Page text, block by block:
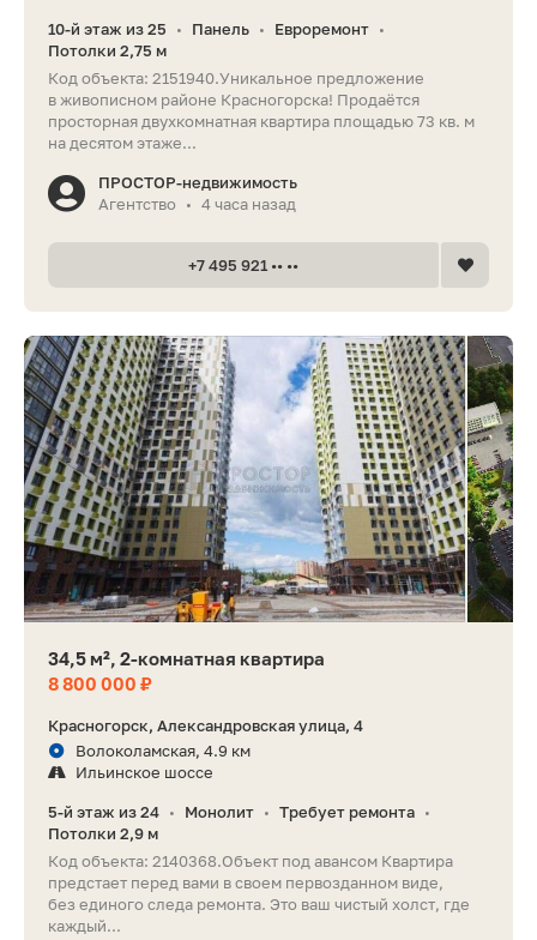
10-й этаж из 25 • Панель • Евроремонт •
Потолки 2,75 м
Код объекта: 2151940.Уникальное предложение
в живописном районе Красногорска! Продаётся
просторная двухкомнатная квартира площадью 73 кв. м
на десятом этаже...
ПРОСТОР-недвижимость
Агентство
• 4 часа назад
+7 495 921 •• ••
34,5 м², 2-комнатная квартира
8 800 000 ₽
Красногорск, Александровская улица, 4
Волоколамская, 4.9 км
Ильинское шоссе
5-й этаж из 24 • Монолит • Требует ремонта •
Потолки 2,9 м
Код объекта: 2140368.Объект под авансом Квартира
предстает перед вами в своем первозданном виде,
без единого следа ремонта. Это ваш чистый холст, где
каждый...